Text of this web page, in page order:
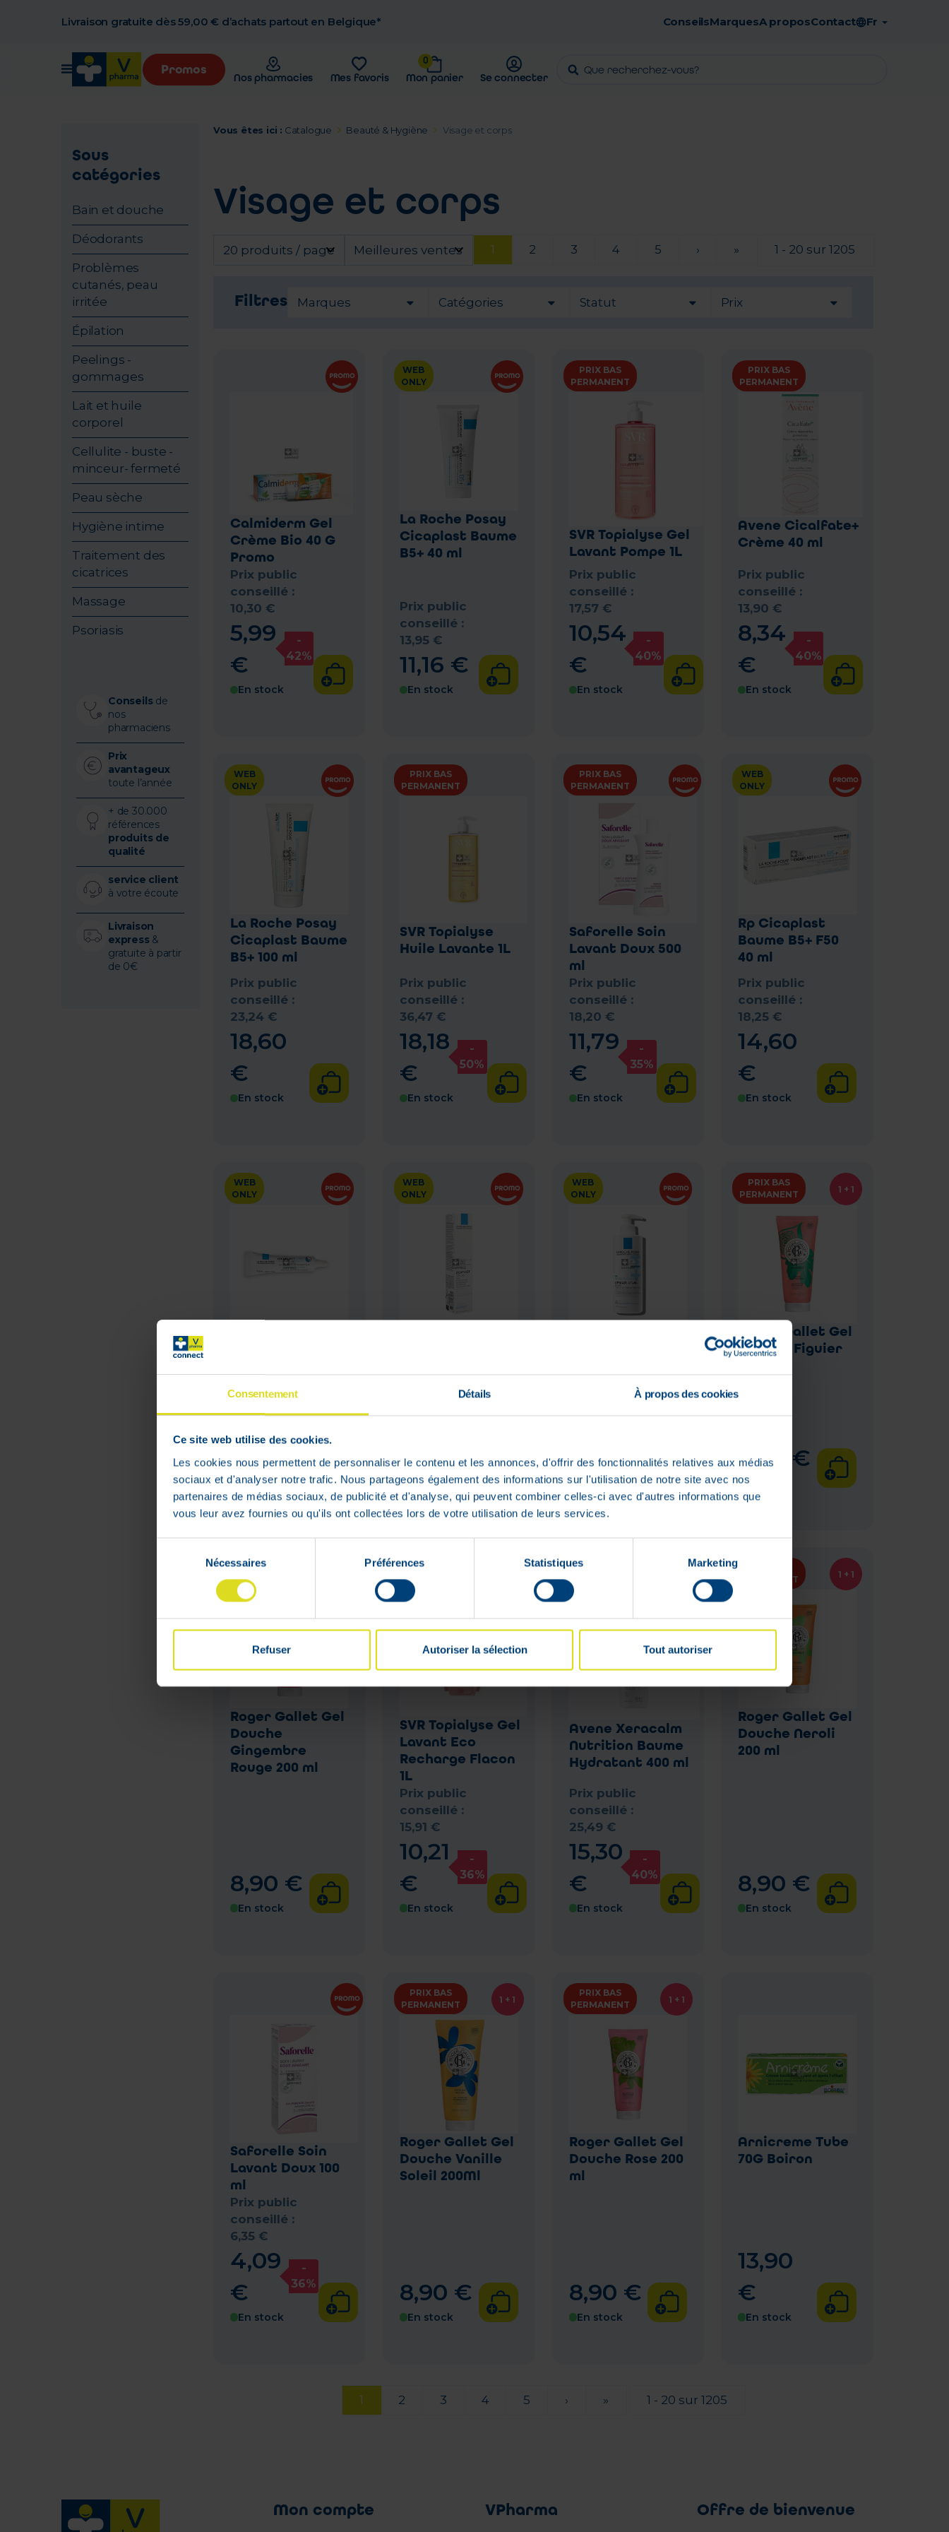
Consentement Détails À propos des cookies
Ce site web utilise des cookies.
Les cookies nous permettent de personnaliser le contenu et les annonces, d'offrir des fonctionnalités relatives aux médias
sociaux et d'analyser notre trafic. Nous partageons également des informations sur l'utilisation de notre site avec nos
partenaires de médias sociaux, de publicité et d'analyse, qui peuvent combiner celles-ci avec d'autres informations que
vous leur avez fournies ou qu'ils ont collectées lors de votre utilisation de leurs services.
consentement
Nécessaires Préférences Statistiques Marketing
Refuser Autoriser la sélection Tout autoriser
Livraison gratuite dès 59,00 € d’achats partout en Belgique* Retrait en pharmacie gratuit
ConseilsMarquesA proposContact Fr
Promos
Nos pharmacies Mes favoris
0
Mon panier Se connecter
Sous
catégories
Bain et douche
Déodorants
Problèmes
cutanés, peau
irritée
Épilation
Peelings -
gommages
Lait et huile
corporel
Cellulite - buste -
minceur- fermeté
Peau sèche
Hygiène intime
Traitement des
cicatrices
Massage
Psoriasis
Conseilsde
nos
pharmaciens
Prix
avantageux
toute l’année
+ de 30.000
références
produits de
qualité
service client
à votre écoute
Livraison
express&
gratuite à partir
de 0€
Vous êtes ici : Catalogue Beauté & Hygiène Visage et corps
Visage et corps
20 produits / page Meilleures ventes 1 2 3 4 5 › » 1 - 20 sur 1205
Filtres Marques Catégories Statut Prix
Calmiderm Gel
Crème Bio 40 G
Promo
Prix public
conseillé :
10,30 €
5,99
€
-
42%
En stock
WEB
ONLY
La Roche Posay
Cicaplast Baume
B5+ 40 ml
Prix public
conseillé :
13,95€
11,16 €
En stock
PRIX BAS
PERMANENT
SVR Topialyse Gel
Lavant Pompe 1L
Prix public
conseillé :
17,57 €
10,54
€
-
40%
En stock
PRIX BAS
PERMANENT
Avene Cicalfate+
Crème 40 ml
Prix public
conseillé :
13,90 €
8,34
€
-
40%
En stock
WEB
ONLY
La Roche Posay
Cicaplast Baume
B5+ 100 ml
Prix public
conseillé :
23,24 €
18,60
€
En stock
PRIX BAS
PERMANENT
SVR Topialyse
Huile Lavante 1L
Prix public
conseillé :
36,47 €
18,18
€
-
50%
En stock
PRIX BAS
PERMANENT
Saforelle Soin
Lavant Doux 500
ml
Prix public
conseillé :
18,20 €
11,79
€
-
35%
En stock
WEB
ONLY
Rp Cicaplast
Baume B5+ F50
40 ml
Prix public
conseillé :
18,25 €
14,60
€
En stock
WEB
ONLY
Prix public
conseillé :
75
7,80€
En stock
WEB
ONLY
Prix public
conseillé :
13,56€
En stock
WEB
ONLY
Prix public
conseillé :
23,16€
En stock
PRIX BAS
PERMANENT
1 + 1
Roger Gallet Gel
Douche Figuier
8,90 €
En stock
PRIX BAS
PERMANENT
Roger Gallet Gel
Douche
Gingembre
Rouge 200 ml
8,90 €
En stock
PRIX BAS
PERMANENT
SVR Topialyse Gel
Lavant Eco
Recharge Flacon
1L
Prix public
conseillé :
15,91 €
10,21
€
-
36%
En stock
PRIX BAS
PERMANENT
Avene Xeracalm
Nutrition Baume
Hydratant 400 ml
Prix public
conseillé :
25,49€
15,30
€
-
40%
En stock
PERMANENT
1 + 1
Roger Gallet Gel
Douche Neroli
200 ml
8,90 €
En stock
Saforelle Soin
Lavant Doux 100
ml
Prix public
conseillé :
6,35 €
4,09
€
-
36%
En stock
PRIX BAS
PERMANENT
1 + 1
Roger Gallet Gel
Douche Vanille
Soleil 200Ml
8,90 €
En stock
PRIX BAS
PERMANENT
1 + 1
Roger Gallet Gel
Douche Rose 200
ml
8,90 €
En stock
Arnicreme Tube
70G Boiron
13,90
€
En stock
1 2 3 4 5 › » 1 - 20 sur 1205
Mon compte VPharma Offre de bienvenue